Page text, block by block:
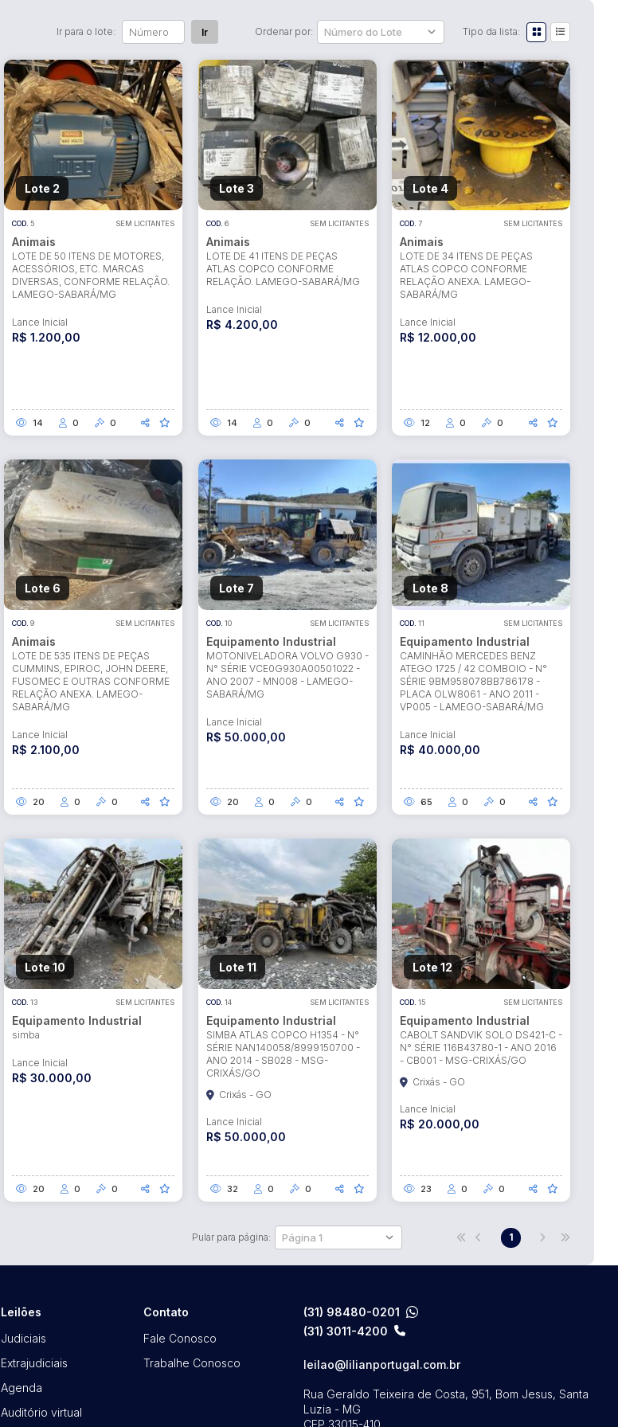
Ir para o lote: Ir Ordenar por: Tipo da lista:
Lote 2
COD. 5 SEM LICITANTES
Animais
LOTE DE 50 ITENS DE MOTORES,
ACESSÓRIOS, ETC. MARCAS
DIVERSAS, CONFORME RELAÇÃO.
LAMEGO-SABARÁ/MG
Lance Inicial
R$ 1.200,00
14 0 0
Lote 3
COD. 6 SEM LICITANTES
Animais
LOTE DE 41 ITENS DE PEÇAS
ATLAS COPCO CONFORME
RELAÇÃO. LAMEGO-SABARÁ/MG
Lance Inicial
R$ 4.200,00
14 0 0
Lote 4
COD. 7 SEM LICITANTES
Animais
LOTE DE 34 ITENS DE PEÇAS
ATLAS COPCO CONFORME
RELAÇÃO ANEXA. LAMEGO-
SABARÁ/MG
Lance Inicial
R$ 12.000,00
12 0 0
Lote 6
COD. 9 SEM LICITANTES
Animais
LOTE DE 535 ITENS DE PEÇAS
CUMMINS, EPIROC, JOHN DEERE,
FUSOMEC E OUTRAS CONFORME
RELAÇÃO ANEXA. LAMEGO-
SABARÁ/MG
Lance Inicial
R$ 2.100,00
20 0 0
Lote 7
COD. 10 SEM LICITANTES
Equipamento Industrial
MOTONIVELADORA VOLVO G930 -
N° SÉRIE VCE0G930A00501022 -
ANO 2007 - MN008 - LAMEGO-
SABARÁ/MG
Lance Inicial
R$ 50.000,00
20 0 0
Lote 8
COD. 11 SEM LICITANTES
Equipamento Industrial
CAMINHÃO MERCEDES BENZ
ATEGO 1725 / 42 COMBOIO - N°
SÉRIE 9BM958078BB786178 -
PLACA OLW8061 - ANO 2011 -
VP005 - LAMEGO-SABARÁ/MG
Lance Inicial
R$ 40.000,00
65 0 0
Lote 10
COD. 13 SEM LICITANTES
Equipamento Industrial
simba
Lance Inicial
R$ 30.000,00
20 0 0
Lote 11
COD. 14 SEM LICITANTES
Equipamento Industrial
SIMBA ATLAS COPCO H1354 - N°
SÉRIE NAN140058/8999150700 -
ANO 2014 - SB028 - MSG-
CRIXÁS/GO
Crixás - GO
Lance Inicial
R$ 50.000,00
32 0 0
Lote 12
COD. 15 SEM LICITANTES
Equipamento Industrial
CABOLT SANDVIK SOLO DS421-C -
N° SÉRIE 116B43780-1 - ANO 2016
- CB001 - MSG-CRIXÁS/GO
Crixás - GO
Lance Inicial
R$ 20.000,00
23 0 0
Pular para página: 1
Leilões
Judiciais
Extrajudiciais
Agenda
Auditório virtual
Contato
Fale Conosco
Trabalhe Conosco
(31) 98480-0201
(31) 3011-4200
leilao@lilianportugal.com.br
Rua Geraldo Teixeira de Costa, 951, Bom Jesus, Santa
Luzia - MG
CEP 33015-410